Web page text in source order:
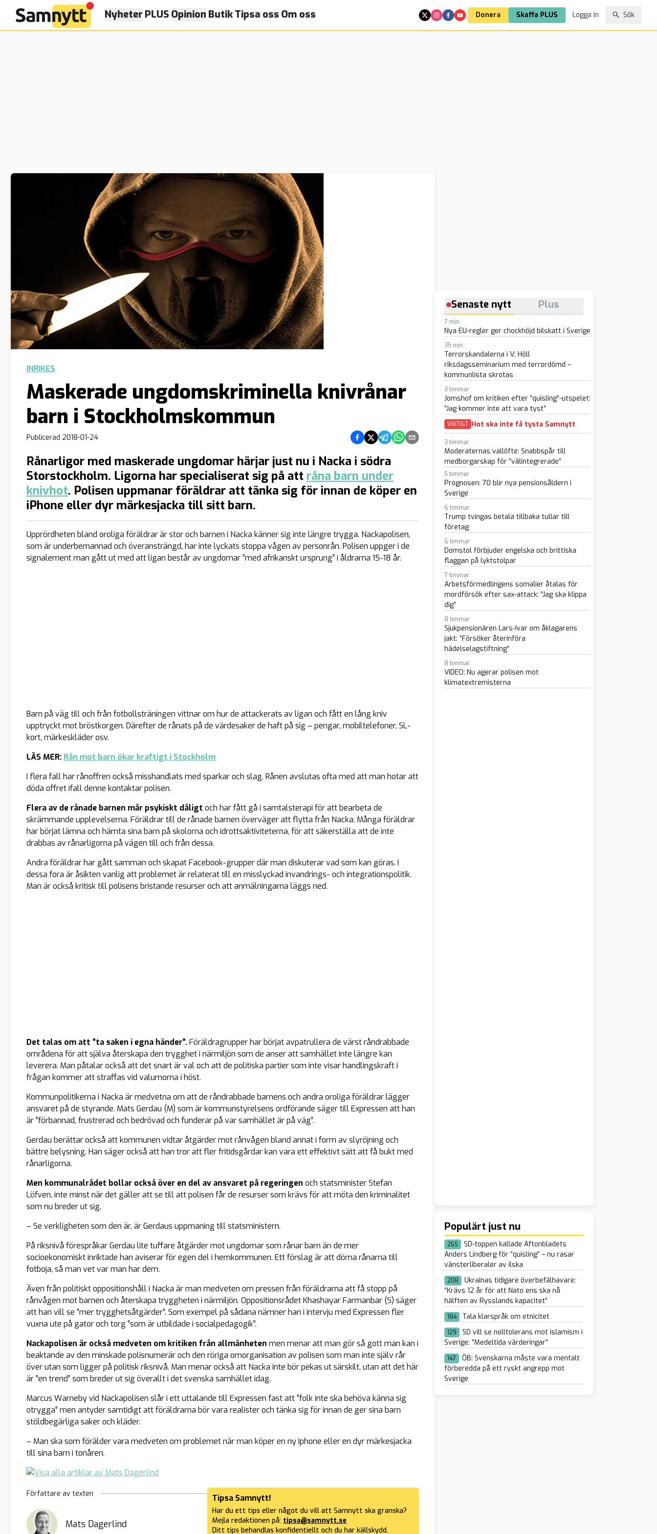
Nyheter PLUS Opinion ButikTipsa oss Om oss Donera Skaffa PLUS Logga in Sök
INRIKES
Maskerade ungdomskriminella knivrånar
barn i Stockholmskommun
Publicerad 2018-01-24 Dela på Facebook
Dela på Twitter
Dela på Telegram
Dela på Whatsapp
Dela via e-post
Rånarligor med maskerade ungdomar härjar just nu i Nacka i södra
Storstockholm. Ligorna har specialiserat sig på att råna barn under
knivhot. Polisen uppmanar föräldrar att tänka sig för innan de köper en
iPhone eller dyr märkesjacka till sitt barn.
Upprördheten bland oroliga föräldrar är stor och barnen i Nacka känner sig inte längre trygga. Nackapolisen,
som är underbemannad och överansträngd, har inte lyckats stoppa vågen av personrån. Polisen uppger i de
signalement man gått ut med att ligan består av ungdomar ”med afrikanskt ursprung” i åldrarna 15-18 år.
Barn på väg till och från fotbollsträningen vittnar om hur de attackerats av ligan och fått en lång kniv
upptryckt mot bröstkorgen. Därefter de rånats på de värdesaker de haft på sig – pengar, mobiltelefoner, SL-
kort, märkeskläder osv.
LÄS MER: Rån mot barn ökar kraftigt i Stockholm
I flera fall har rånoffren också misshandlats med sparkar och slag. Rånen avslutas ofta med att man hotar att
döda offret ifall denne kontaktar polisen.
Flera av de rånade barnen mår psykiskt dåligt och har fått gå i samtalsterapi för att bearbeta de
skrämmande upplevelserna. Föräldrar till de rånade barnen överväger att flytta från Nacka. Många föräldrar
har börjat lämna och hämta sina barn på skolorna och idrottsaktiviteterna, för att säkerställa att de inte
drabbas av rånarligorna på vägen till och från dessa.
Andra föräldrar har gått samman och skapat Facebook-grupper där man diskuterar vad som kan göras. I
dessa fora är åsikten vanlig att problemet är relaterat till en misslyckad invandrings- och integrationspolitik.
Man är också kritisk till polisens bristande resurser och att anmälningarna läggs ned.
Det talas om att ”ta saken i egna händer”.Föräldragrupper har börjat avpatrullera de värst råndrabbade
områdena för att själva återskapa den trygghet i närmiljön som de anser att samhället inte längre kan
leverera. Man påtalar också att det snart är val och att de politiska partier som inte visar handlingskraft i
frågan kommer att straffas vid valurnorna i höst.
Kommunpolitikerna i Nacka är medvetna om att de råndrabbade barnens och andra oroliga föräldrar lägger
ansvaret på de styrande. Mats Gerdau (M) som är kommunstyrelsens ordförande säger till Expressen att han
är ”förbannad, frustrerad och bedrövad och funderar på var samhället är på väg”.
Gerdau berättar också att kommunen vidtar åtgärder mot rånvågen bland annat i form av slyröjning och
bättre belysning. Han säger också att han tror att fler fritidsgårdar kan vara ett effektivt sätt att få bukt med
rånarligorna.
Men kommunalrådet bollar också över en del av ansvaret på regeringen och statsminister Stefan
Löfven, inte minst när det gäller att se till att polisen får de resurser som krävs för att möta den kriminalitet
som nu breder ut sig.
– Se verkligheten som den är, är Gerdaus uppmaning till statsministern.
På riksnivå förespråkar Gerdau lite tuffare åtgärder mot ungdomar som rånar barn än de mer
socioekonomiskt inriktade han aviserar för egen del i hemkommunen. Ett förslag är att döma rånarna till
fotboja, så man vet var man har dem.
Även från politiskt oppositionshåll i Nacka är man medveten om pressen från föräldrarna att få stopp på
rånvågen mot barnen och återskapa tryggheten i närmiljön. Oppositionsrådet Khashayar Farmanbar (S) säger
att han vill se ”mer trygghetsåtgärder”. Som exempel på sådana nämner han i intervju med Expressen fler
vuxna ute på gator och torg ”som är utbildade i socialpedagogik”.
Nackapolisen är också medveten om kritiken från allmänheten men menar att man gör så gott man kan i
beaktande av den minskade polisnumerär och den röriga omorganisation av polisen som man inte själv rår
över utan som ligger på politisk riksnivå. Man menar också att Nacka inte bör pekas ut särskilt, utan att det här
är ”en trend” som breder ut sig överallt i det svenska samhället idag.
Marcus Warneby vid Nackapolisen slår i ett uttalande till Expressen fast att ”folk inte ska behöva känna sig
otrygga” men antyder samtidigt att föräldrarna bör vara realister och tänka sig för innan de ger sina barn
stöldbegärliga saker och kläder.
– Man ska som förälder vara medveten om problemet när man köper en ny Iphone eller en dyr märkesjacka
till sina barn i tonåren.
Författare av texten
Mats Dagerlind
Tipsa Samnytt!
Har du ett tips eller något du vill att Samnytt ska granska?
Mejla redaktionen på: tipsa@samnytt.se
Ditt tips behandlas konfidentiellt och du har källskydd.
Senaste nytt Plus
7 min
Nya EU-regler ger chockhöjd bilskatt i Sverige
35 min
Terrorskandalerna i V: Höll
riksdagsseminarium med terrordömd –
kommunlista skrotas
3 timmar
Jomshof om kritiken efter ”quisling”-utspelet:
”Jag kommer inte att vara tyst”
VIKTIGT Hot ska inte få tysta Samnytt
3 timmar
Moderaternas vallöfte: Snabbspår till
medborgarskap för “välintegrerade”
5 timmar
Prognosen: 70 blir nya pensionsåldern i
Sverige
6 timmar
Trump tvingas betala tillbaka tullar till
företag
6 timmar
Domstol förbjuder engelska och brittiska
flaggan på lyktstolpar
7 timmar
Arbetsförmedlingens somalier åtalas för
mordförsök efter sax-attack: ”Jag ska klippa
dig”
8 timmar
Sjukpensionären Lars-Ivar om åklagarens
jakt: ”Försöker återinföra
hädelselagstiftning”
8 timmar
VIDEO: Nu agerar polisen mot
klimatextremisterna
Populärt just nu
265
SD-toppen kallade Aftonbladets
Anders Lindberg för ”quisling” – nu rasar
vänsterliberaler av ilska
208
Ukrainas tidigare överbefälhavare:
“Krävs 12 år för att Nato ens ska nå
hälften av Rysslands kapacitet”
184 Tala klarspråk om etnicitet
129
SD vill se nolltolerans mot islamism i
Sverige: ”Medeltida värderingar”
147
ÖB: Svenskarna måste vara mentalt
förberedda på ett ryskt angrepp mot
Sverige